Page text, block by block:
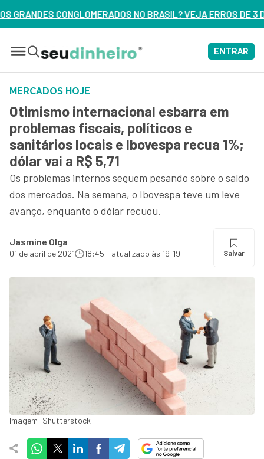
NO BRASIL? VEJA ERROS DE 3 DELES – ASSISTA AGORA
ENTRAR
MERCADOS HOJE
Otimismo internacional esbarra em
problemas fiscais, políticos e
sanitários locais e Ibovespa recua 1%;
dólar vai a R$ 5,71
Os problemas internos seguem pesando sobre o saldo
dos mercados. Na semana, o Ibovespa teve um leve
avanço, enquanto o dólar recuou.
Jasmine Olga
01 de abril de 2021 18:45 - atualizado às 19:19 Salvar
Imagem: Shutterstock